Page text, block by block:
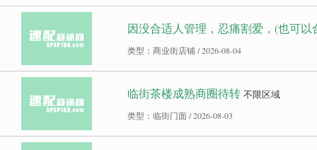
因没合适人管理，忍痛割爱，(也可以
类型：商业街店铺 / 2026-08-04
临街茶楼成熟商圈待转 不限区域
类型：临街门面 / 2026-08-03